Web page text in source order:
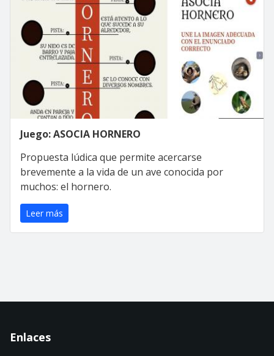
Juego: ASOCIA HORNERO
Propuesta lúdica que permite acercarse
brevemente a la vida de un ave conocida por
muchos: el hornero.
Leer más
Enlaces